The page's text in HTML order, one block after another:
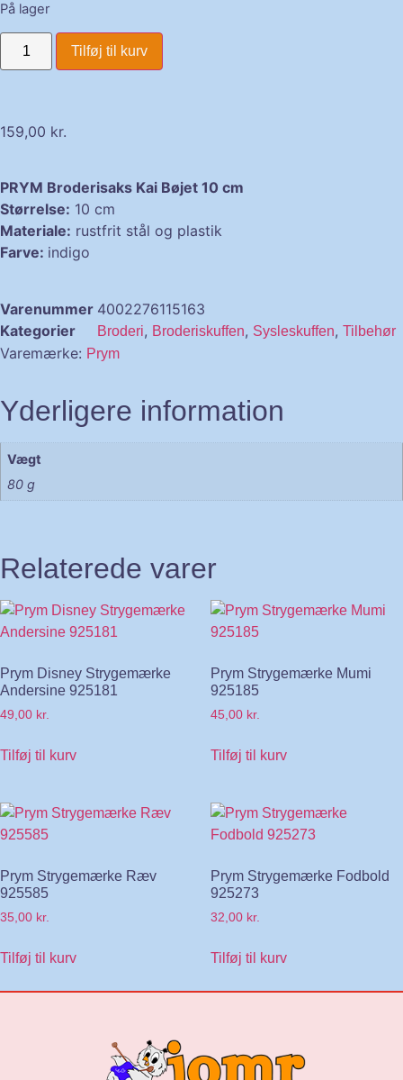
På lager
Tilføj til kurv
159,00 kr.
PRYM Broderisaks Kai Bøjet 10 cm
Størrelse: 10 cm
Materiale: rustfrit stål og plastik
Farve: indigo
Varenummer 4002276115163
Kategorier
Broderi, Broderiskuffen, Sysleskuffen, Tilbehør
Varemærke: Prym
Yderligere information
Vægt
80 g
Relaterede varer
Prym Disney Strygemærke
Andersine 925181
49,00 kr.
Tilføj til kurv
Prym Strygemærke Mumi
925185
45,00 kr.
Tilføj til kurv
Prym Strygemærke Ræv
925585
35,00 kr.
Tilføj til kurv
Prym Strygemærke Fodbold
925273
32,00 kr.
Tilføj til kurv